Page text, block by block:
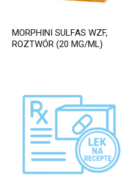
MORPHINI SULFAS WZF,
ROZTWÓR (20 MG/ML)